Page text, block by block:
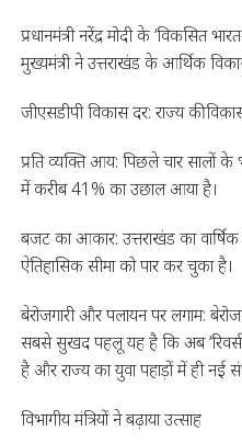
प्रधानमंत्री नरेंद्र मोदी के
मुख्यमंत्री ने उत्तराखंड के आर्थिक
जीएसडीपी विकास दर: राज्य की
प्रति व्यक्ति आय: पिछले चार सालों के
में करीब 41% का उछाल आया है।
बजट का आकार: उत्तराखंड का
ऐतिहासिक सीमा को पार कर चुका है।
बेरोजगारी और पलायन पर लगाम:
सबसे सुखद पहलू यह है कि अब ‘रिवर्स
है और राज्य का युवा पहाड़ों में ही नई
विभागीय मंत्रियों ने बढ़ाया उत्साह